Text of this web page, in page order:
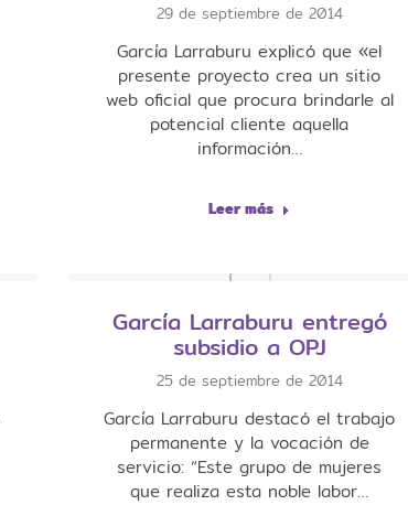
29 de septiembre de 2014
García Larraburu explicó que «el
presente proyecto crea un sitio
web oficial que procura brindarle al
potencial cliente aquella
información…
Leer más
García Larraburu entregó
subsidio a OPJ
25 de septiembre de 2014
García Larraburu destacó el trabajo
permanente y la vocación de
servicio: “Este grupo de mujeres
que realiza esta noble labor…